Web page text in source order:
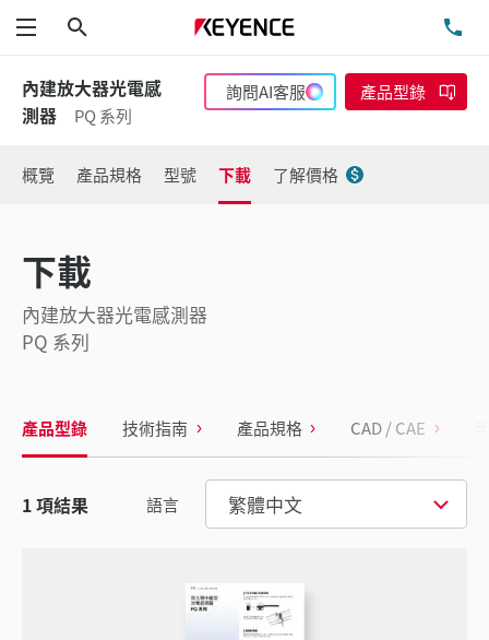
功能表
內建放大器光電感
測器
PQ 系列
詢問AI客服 產品型錄
概覽 產品規格 型號 下載 了解價格
下載
內建放大器光電感測器
PQ 系列
產品型錄 技術指南 產品規格 CAD / CAE
語言 繁體中文
1項結果